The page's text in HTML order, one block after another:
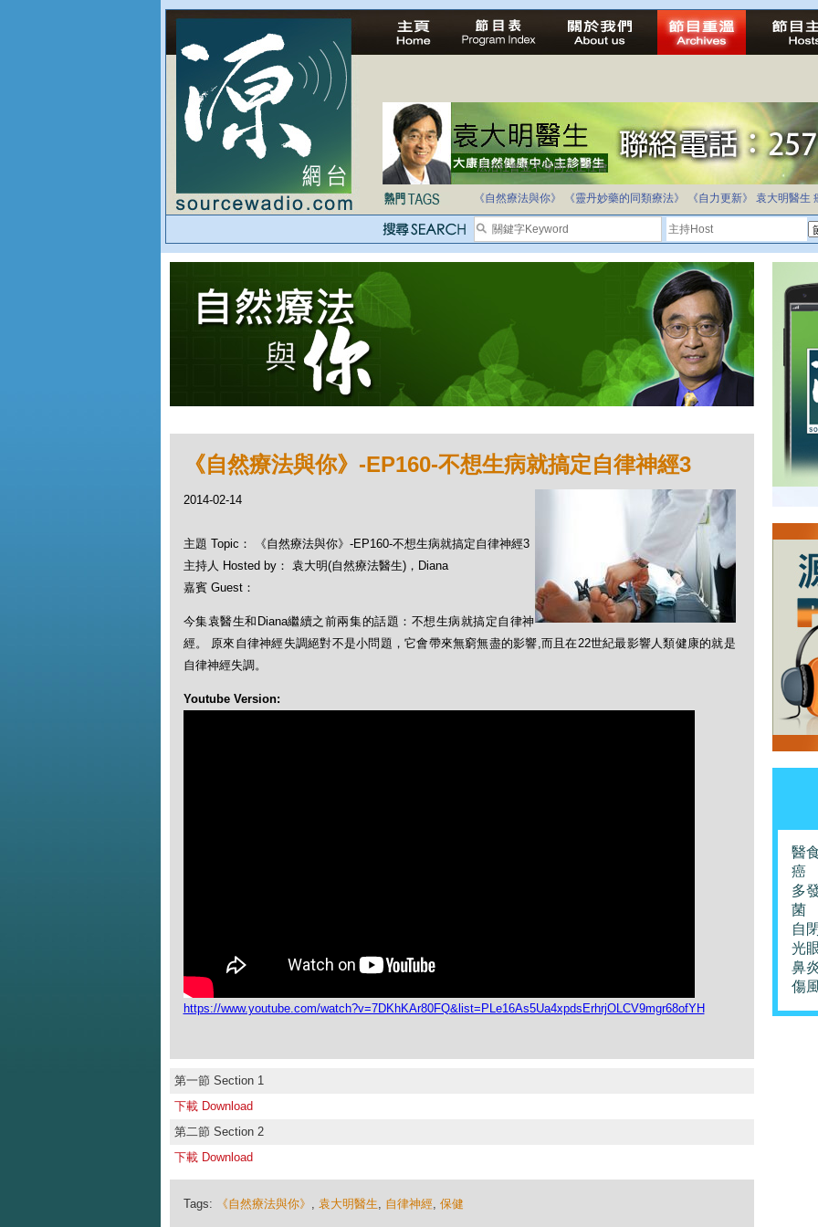
法治社會並不等同公正社會
自家教育合法化-推動多元化教育，全民學卷制
《自然療法與你》
《靈丹妙藥的同類療法》 《自力更新》 袁大明醫生
《自然療法與你》-EP160-不想生病就搞定自律神經3
2014-02-14
主題 Topic： 《自然療法與你》-EP160-不想生病就搞定自律神經3
主持人 Hosted by： 袁大明(自然療法醫生)，Diana
嘉賓 Guest：
今集袁醫生和Diana繼續之前兩集的話題：不想生病就搞定自律神
經。 原來自律神經失調絕對不是小問題，它會帶來無窮無盡的影響,而且在22世紀最影響人類健康的就是
自律神經失調。
Youtube Version:
https://www.youtube.com/watch?v=7DKhKAr80FQ&list=PLe16As5Ua4xpdsErhrjOLCV9mgr68ofYH
第一節 Section 1
下載 Download
第二節 Section 2
下載 Download
Tags: 《自然療法與你》 , 袁大明醫生, 自律神經, 保健
醫
癌
多
菌
自
光
鼻
傷